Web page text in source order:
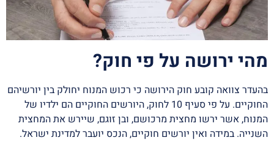
מהי ירושה על פי חוק?
בהעדר צוואה קובע חוק הירושה כי רכוש המנוח יחולק בין יורשיהם
החוקיים. על פי סעיף 10 לחוק, היורשים החוקיים הם ילדיו של
המנוח, אשר ירשו מחצית מרכושם, ובן זוגם, שיירש את המחצית
השנייה. במידה ואין יורשים חוקיים, הנכס יועבר למדינת ישראל.